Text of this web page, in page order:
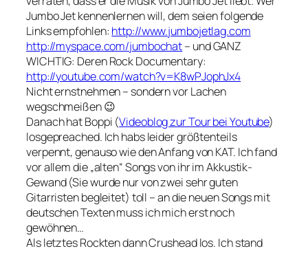
Jumbo Jet kennenlernen will, dem seien folgende
Links empfohlen: http://www.jumbojetlag.com
http://myspace.com/jumbochat– und GANZ
WICHTIG: Deren Rock Documentary:
http://youtube.com/watch?v=K8wPJophJx4
Nicht ernstnehmen – sondern vor Lachen
wegschmeißen 😉
Danach hat Boppi (Videoblog zur Tour bei Youtube)
losgepreached. Ich habs leider größtenteils
verpennt, genauso wie den Anfang von KAT. Ich fand
vor allem die „alten“ Songs von ihr im Akkustik-
Gewand (Sie wurde nur von zwei sehr guten
Gitarristen begleitet) toll – an die neuen Songs mit
deutschen Texten muss ich mich erst noch
gewöhnen…
Als letztes Rockten dann Crushead los. Ich stand